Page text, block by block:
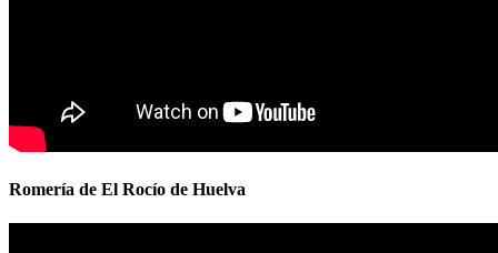
Romería de El Rocío de Huelva